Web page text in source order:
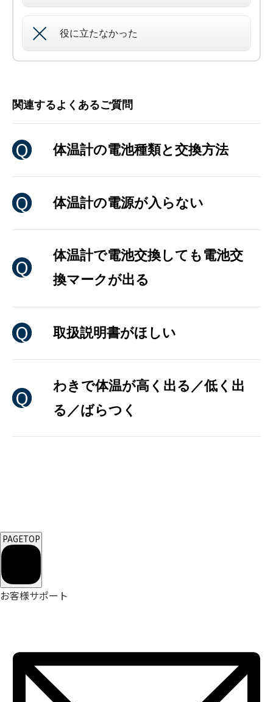
役に立たなかった
関連するよくあるご質問
体温計の電池種類と交換方法
体温計の電源が入らない
体温計で電池交換しても電池交
換マークが出る
取扱説明書がほしい
わきで体温が高く出る／低く出
る／ばらつく
PAGETOP
お客様サポート